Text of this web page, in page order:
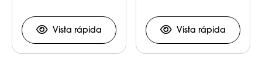
Vista rápida Vista rápida